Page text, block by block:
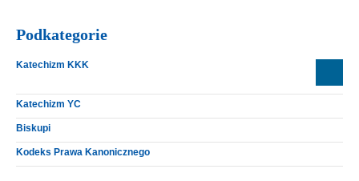
Podkategorie
Katechizm KKK
KKK I – Wyznanie wiary
KKK II – Sakramenty
KKK III – Dekalog
Katechizm YC
Biskupi
Kodeks Prawa Kanonicznego